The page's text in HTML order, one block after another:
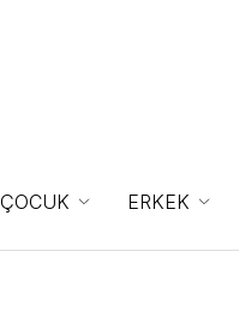
ÇOCUK ERKEK